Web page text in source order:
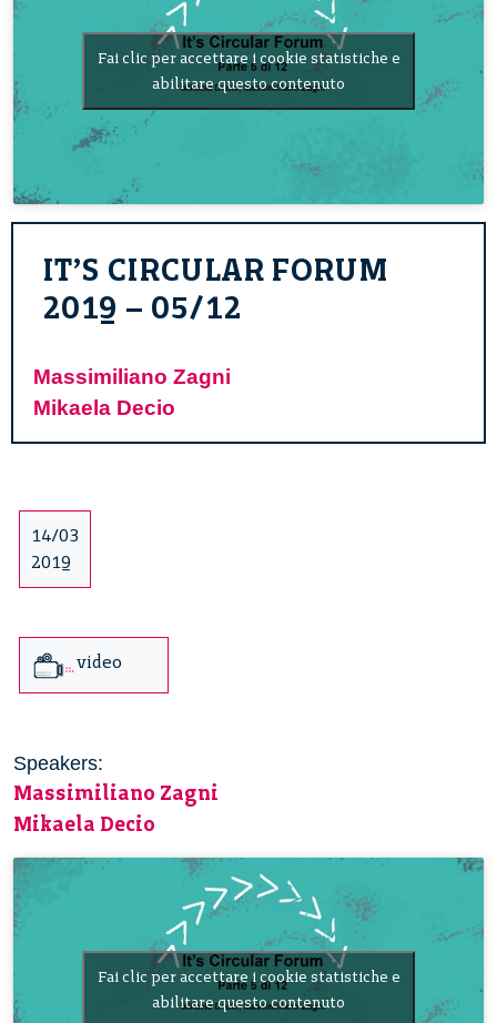
Fai clic per accettare i cookie statistiche e
abilitare questo contenuto
IT’S CIRCULAR FORUM
2019 – 05/12
Massimiliano Zagni
Mikaela Decio
14/03
2019
video
Speakers:
Massimiliano Zagni
Mikaela Decio
Fai clic per accettare i cookie statistiche e
abilitare questo contenuto